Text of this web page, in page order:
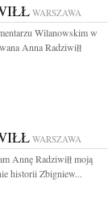
WARSZAWA
Wilanowskim w
Anna Radziwiłł
WARSZAWA
Annę Radziwiłł moją
historii Zbigniew...